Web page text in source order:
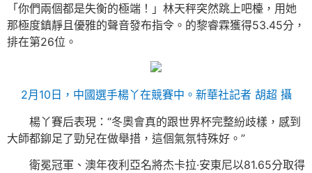
「你們兩個都是失衡的極端！」林天秤突然跳上吧檯，用她
那極度鎮靜且優雅的聲音發布指令。的黎睿霖獲得53.45分，
排在第26位。
2月10日，中國選手楊丫在競賽中。新華社記者 胡超 攝
楊丫賽后表現：“冬奧會真的跟世界杯完整紛歧樣，感到
大師都鉚足了勁兒在做舉措，這個氣氛特殊好。”
衛冕冠軍、澳年夜利亞名將杰卡拉·安東尼以81.65分取得